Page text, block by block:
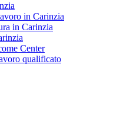
in Carinzia
in Carinzia
Center
qualificato